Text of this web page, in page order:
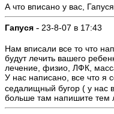
А что вписано у вас,
Гапуся - 23-8-07 в 17:43
Нам вписали все то что
будут лечить вашего
лечение, физио, ЛФК,
У нас написано, все что я
седалищный бугор ( у нас
больше там напишите тем